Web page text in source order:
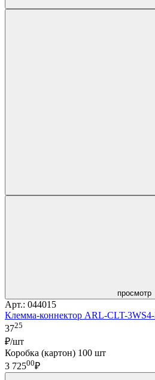
просмотр
Арт.: 044015
Клемма-коннектор ARL-CLT-
3725
₽/шт
Коробка (картон) 100 шт
3 72500₽